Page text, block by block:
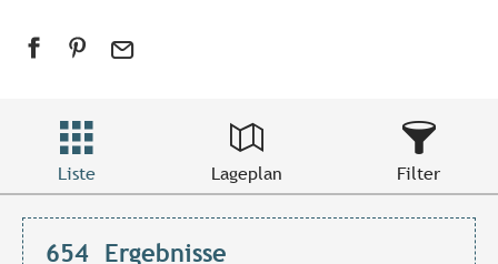
Liste Lageplan Filter
654 Ergebnisse